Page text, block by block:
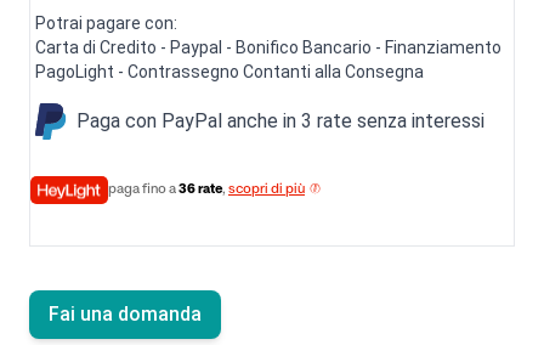
Potrai pagare con:
Carta di Credito - Paypal - Bonifico Bancario - Finanziamento
PagoLight - Contrassegno Contanti alla Consegna
Paga con PayPal anche in 3 rate senza interessi
paga fino a36 rate, scopri di più
Fai una domanda